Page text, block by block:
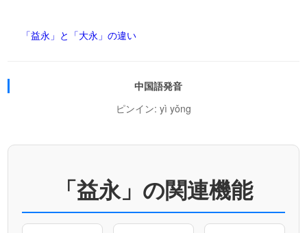
「益永」と「大永」の違い
中国語発音
ピンイン: yì yǒng
「益永」の関連機能